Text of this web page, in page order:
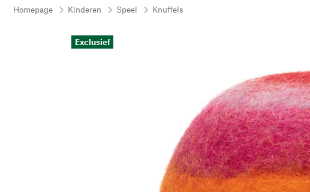
Homepage Kinderen Speel Knuffels
Exclusief